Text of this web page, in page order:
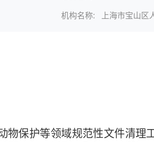
机构名称: 上海市宝山区
物保护等领域规范性文件清理